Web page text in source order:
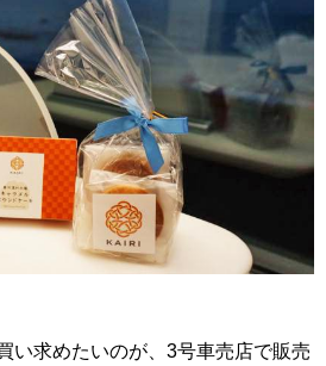
い求めたいのが、3号車売店で販売